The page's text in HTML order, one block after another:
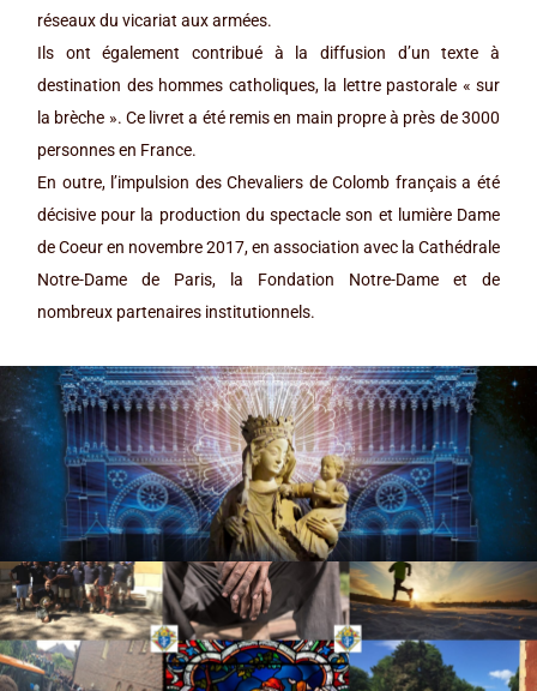
réseaux du vicariat aux armées.
Ils ont également contribué à la diffusion d’un texte à
destination des hommes catholiques, la lettre pastorale « sur
la brèche ». Ce livret a été remis en main propre à près de 3000
personnes en France.
En outre, l’impulsion des Chevaliers de Colomb français a été
décisive pour la production du spectacle son et lumière Dame
de Coeur en novembre 2017, en association avec la Cathédrale
Notre-Dame de Paris, la Fondation Notre-Dame et de
nombreux partenaires institutionnels.